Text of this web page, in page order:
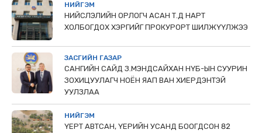
НИЙГЭМ
НИЙСЛЭЛИЙН ОРЛОГЧ АСАН Т.Д НАРТ
ХОЛБОГДОХ ХЭРГИЙГ ПРОКУРОРТ ШИЛЖҮҮЛЖЭЭ
ЗАСГИЙН ГАЗАР
САНГИЙН САЙД З.МЭНДСАЙХАН НҮБ-ЫН СУУРИН
ЗОХИЦУУЛАГЧ НОЁН ЯАП ВАН ХИЕРДЭНТЭЙ
УУЛЗЛАА
НИЙГЭМ
ҮЕРТ АВТСАН, ҮЕРИЙН УСАНД БООГДСОН 82